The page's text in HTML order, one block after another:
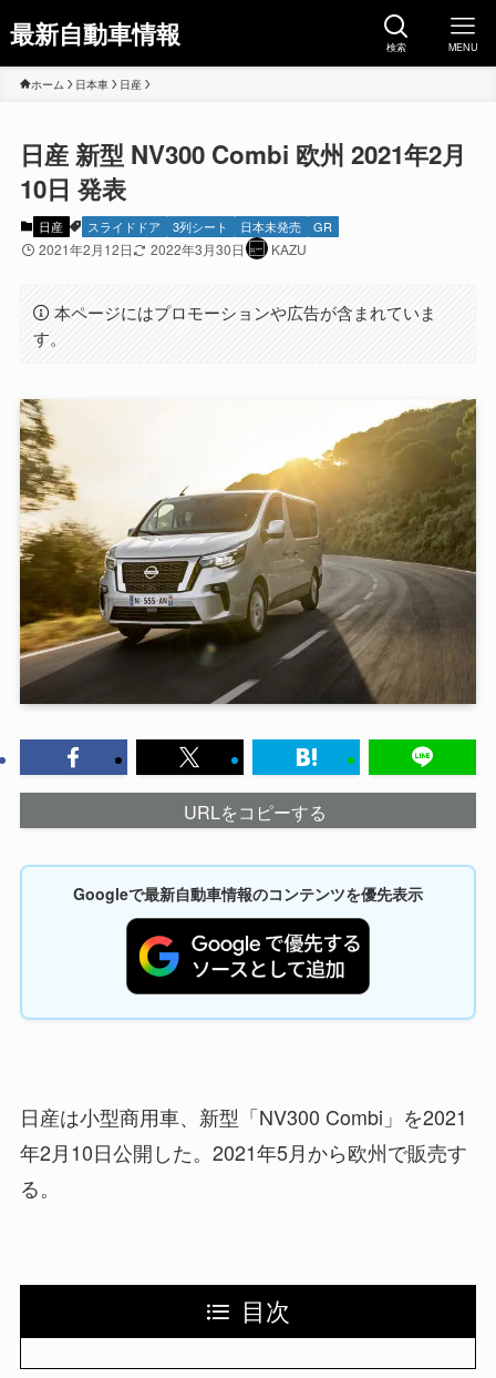
最新自動車情報 検索 MENU
ホーム 日本車 日産
日産 新型 NV300 Combi 欧州 2021年2月
10日 発表
日産 スライドドア 3列シート 日本未発売 GR
2021年2月12日 2022年3月30日 KAZU
本ページにはプロモーションや広告が含まれていま
す。
URLをコピーする
Googleで最新自動車情報のコンテンツを優先表示
日産は小型商用車、新型「NV300 Combi」を2021
年2月10日公開した。2021年5月から欧州で販売す
る。
目次